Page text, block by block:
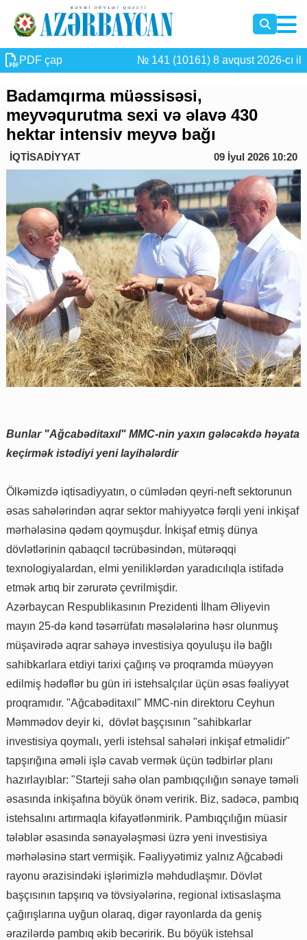
PDF çap № 141 (10161) 8 avqust 2026-cı il
Badamqırma müəssisəsi,
meyvəqurutma sexi və əlavə 430
hektar intensiv meyvə bağı
İQTİSADİYYAT 09 İyul 2026 10:20
Bunlar "Ağcabəditaxıl" MMC-nin yaxın gələcəkdə həyata
keçirmək istədiyi yeni layihələrdir
Ölkəmizdə iqtisadiyyatın, o cümlədən qeyri-neft sektorunun
əsas sahələrindən aqrar sektor mahiyyətcə fərqli yeni inkişaf
mərhələsinə qədəm qoymuşdur. İnkişaf etmiş dünya
dövlətlərinin qabaqcıl təcrübəsindən, mütərəqqi
texnologiyalardan, elmi yeniliklərdən yaradıcılıqla istifadə
etmək artıq bir zərurətə çevrilmişdir.
Azərbaycan Respublikasının Prezidenti İlham Əliyevin
mayın 25-də kənd təsərrüfatı məsələlərinə həsr olunmuş
müşavirədə aqrar sahəyə investisiya qoyuluşu ilə bağlı
sahibkarlara etdiyi tarixi çağırış və proqramda müəyyən
edilmiş hədəflər bu gün iri istehsalçılar üçün əsas fəaliyyət
proqramıdır. "Ağcabəditaxıl" MMC-nin direktoru Ceyhun
Məmmədov deyir ki, dövlət başçısının "sahibkarlar
investisiya qoymalı, yerli istehsal sahələri inkişaf etməlidir"
tapşırığına əməli işlə cavab vermək üçün tədbirlər planı
hazırlayıblar: "Starteji sahə olan pambıqçılığın sənaye təməli
əsasında inkişafına böyük önəm veririk. Biz, sadəcə, pambıq
istehsalını artırmaqla kifayətlənmirik. Pambıqçılığın müasir
tələblər əsasında sənayələşməsi üzrə yeni investisiya
mərhələsinə start vermişik. Fəaliyyətimiz yalnız Ağcabədi
rayonu ərazisindəki işlərimizlə məhdudlaşmır. Dövlət
başçısının tapşırıq və tövsiyələrinə, regional ixtisaslaşma
çağırışlarına uyğun olaraq, digər rayonlarda da geniş
ərazilərdə pambıq əkib becəririk. Bu böyük istehsal